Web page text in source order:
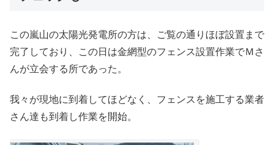
この嵐山の太陽光発電所の方は、ご覧の通りほぼ設置まで
完了しており、この日は金網型のフェンス設置作業でＭさ
んが立会する所であった。
我々が現地に到着してほどなく、フェンスを施工する業者
さん達も到着し作業を開始。